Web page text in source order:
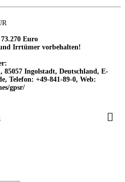
Euro
Irrtümer vorbehalten!
Ingolstadt, Deutschland, E-
Telefon: +49-841-89-0, Web:
gpsr/